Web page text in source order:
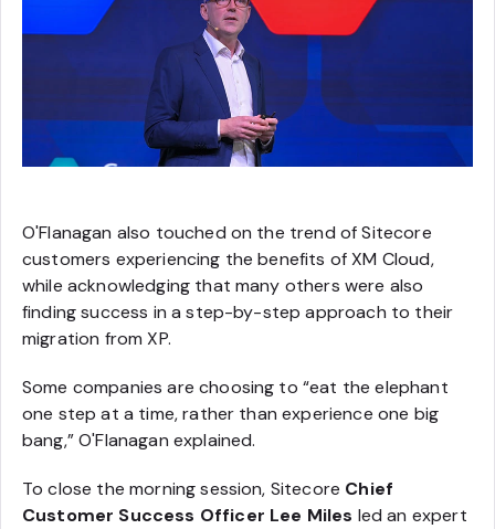
O'Flanagan also touched on the trend of Sitecore
customers experiencing the benefits of XM Cloud,
while acknowledging that many others were also
finding success in a step-by-step approach to their
migration from XP.
Some companies are choosing to “eat the elephant
one step at a time, rather than experience one big
bang,” O'Flanagan explained.
To close the morning session, Sitecore Chief
Customer Success Officer Lee Miles led an expert